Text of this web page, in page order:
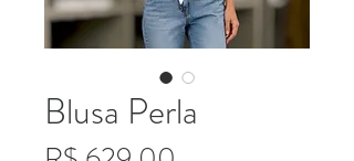
Blusa Perla